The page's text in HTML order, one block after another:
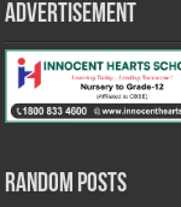
Advertisement
Random Posts